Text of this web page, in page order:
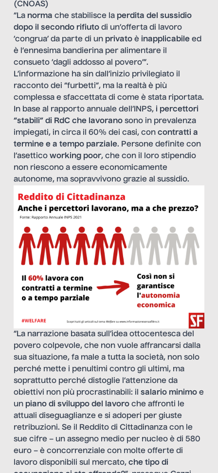
(CNOAS)
“La norma che stabilisce la perdita del sussidio
dopo il secondo rifiuto di un’offerta di lavoro
‘congrua’ da parte di un privato è inapplicabile ed
è l’ennesima bandierina per alimentare il
consueto ‘dagli addosso al povero’”.
L’informazione ha sin dall’inizio privilegiato il
racconto dei “furbetti”, ma la realtà è più
complessa e sfaccettata di come è stata riportata.
In base al rapporto annuale dell’INPS, i percettori
“stabili” di RdC che lavorano sono in prevalenza
impiegati, in circa il 60% dei casi, con contratti a
termine e a tempo parziale. Persone definite con
l’asettico working poor, che con il loro stipendio
non riescono a essere economicamente
autonome, ma sopravvivono grazie al sussidio.
“La narrazione basata sull’idea ottocentesca del
povero colpevole, che non vuole affrancarsi dalla
sua situazione, fa male a tutta la società, non solo
perché mette i penultimi contro gli ultimi, ma
soprattutto perché distoglie l’attenzione da
obiettivi non più procrastinabili: il salario minimo e
un piano di sviluppo del lavoro che affronti le
attuali diseguaglianze e si adoperi per giuste
retribuzioni. Se il Reddito di Cittadinanza con le
sue cifre – un assegno medio per nucleo è di 580
euro – è concorrenziale con molte offerte di
lavoro disponibili sul mercato, che tipo di